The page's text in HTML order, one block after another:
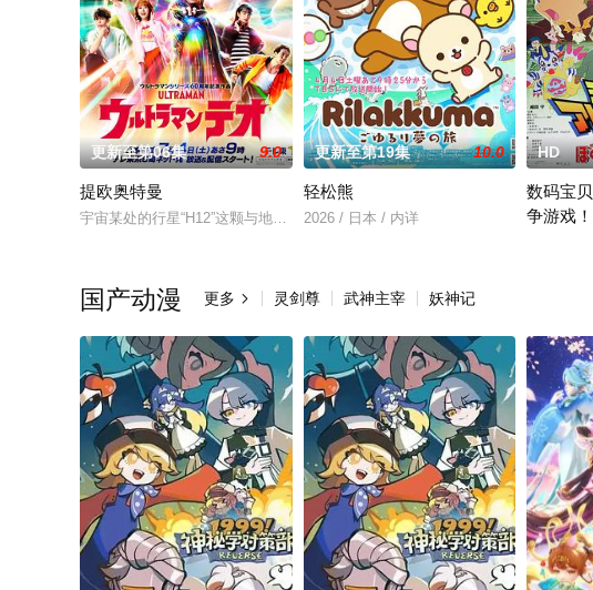
更新至第06集 9.0
提欧奥特曼
宇宙某处的行星“H12”这颗与地球极其相似的星球，某日遭到了来自外星的宇
更新至第19集 10.0
轻松熊
2026 / 日本 / 内详
HD
数码宝
争游戏！
国产动漫 更多  灵剑尊 武神主宰 妖神记